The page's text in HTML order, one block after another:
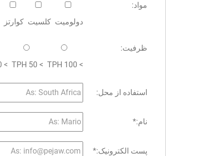
مواد:
دولومیت کلسیت کوارتز
ظرفیت:
> 100 TPH
> 50 TPH
> 30 TPH
استفاده از محل:
نام:*
پست الکترونیک:*